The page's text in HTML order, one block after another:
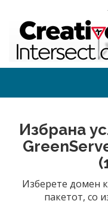
Избрана
Изберете домен
пакетот, со